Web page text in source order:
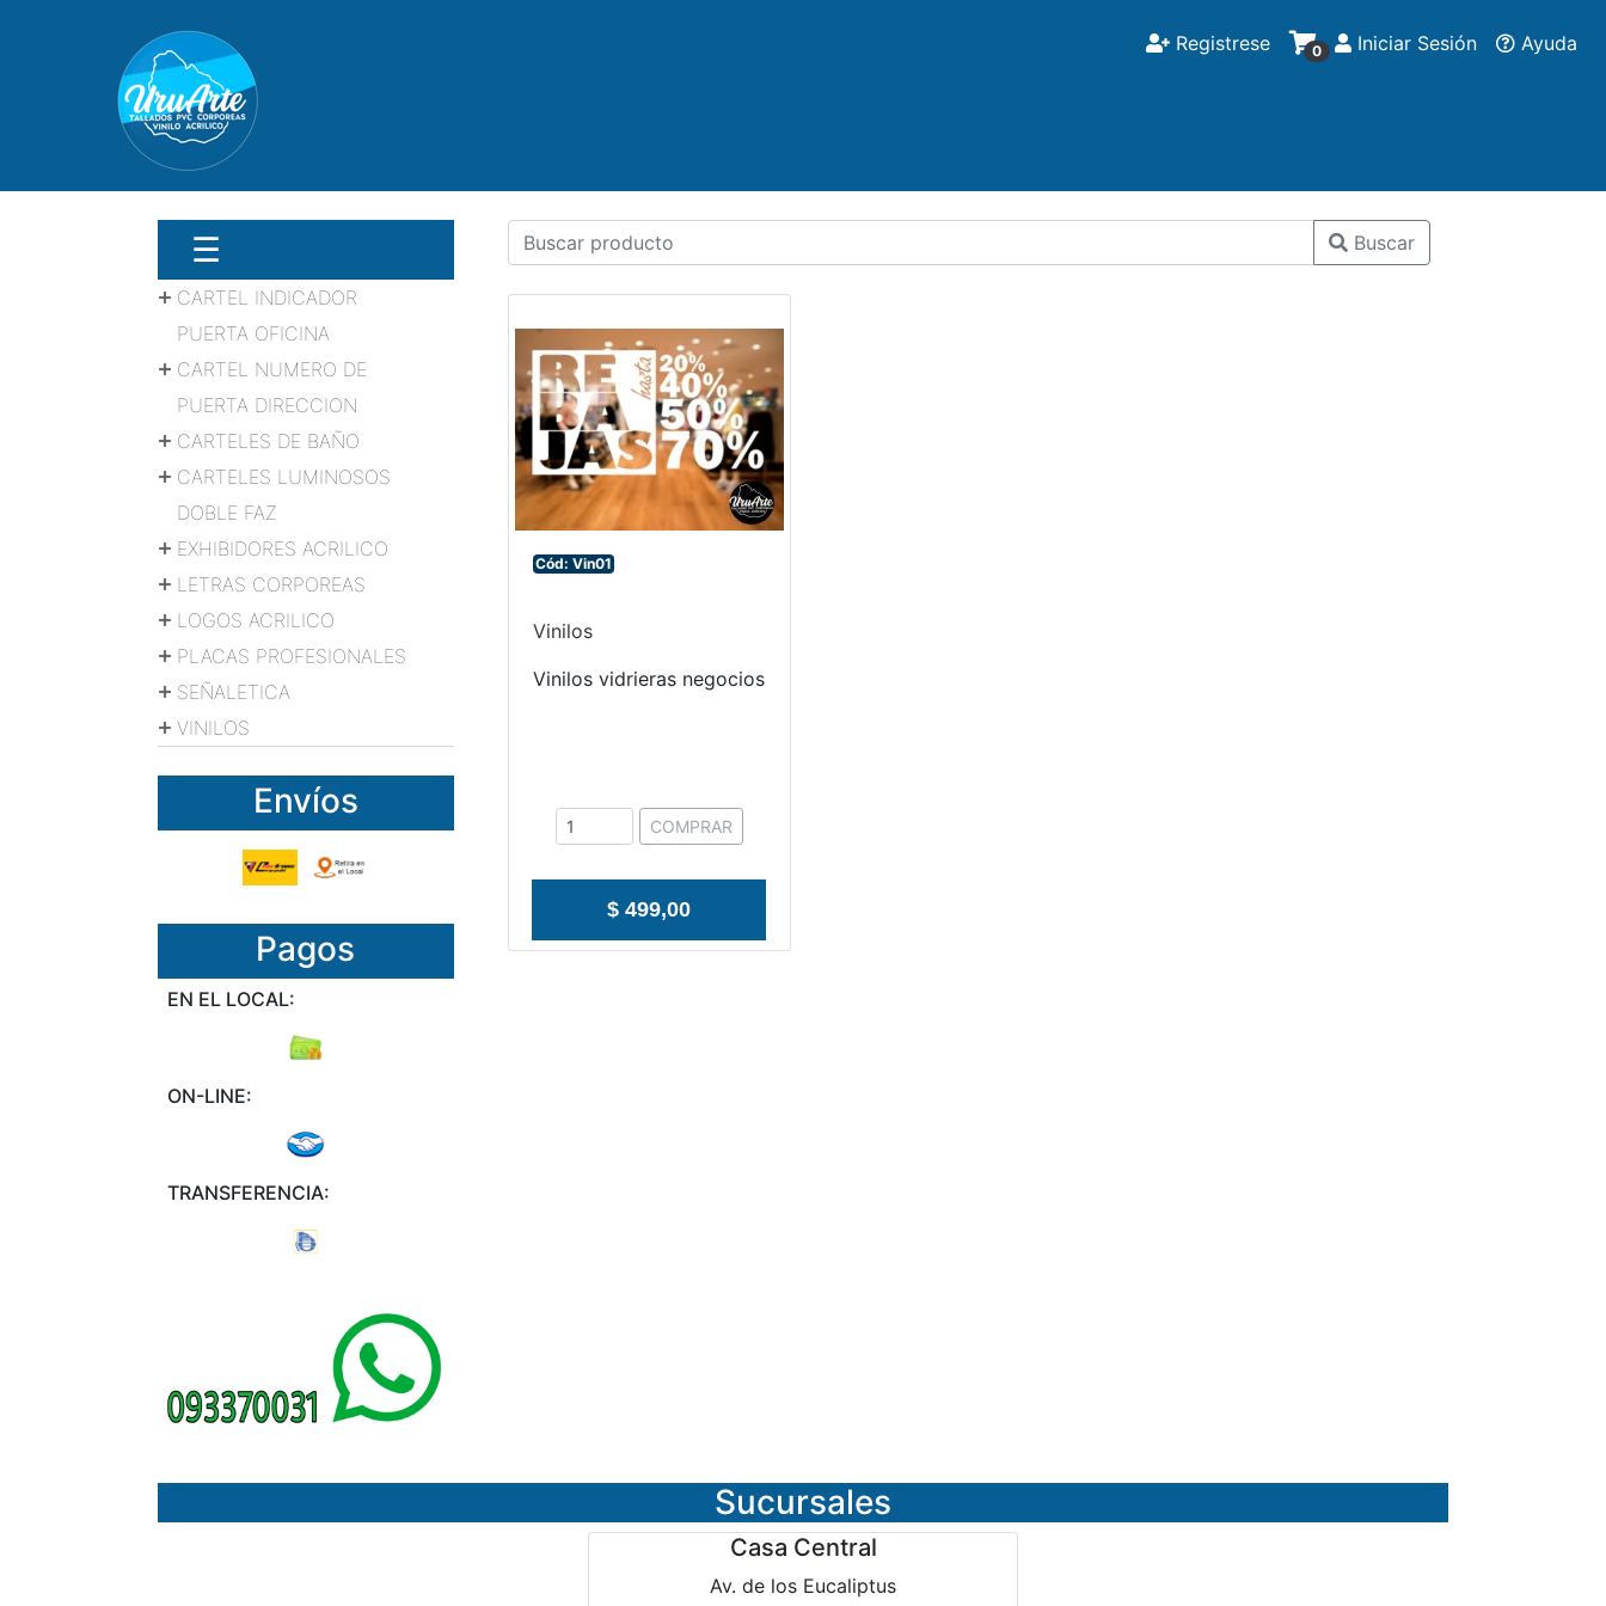
Registrese 0 Iniciar Sesión Ayuda
☰
CARTEL INDICADOR
PUERTA OFICINA
CARTEL NUMERO DE
PUERTA DIRECCION
CARTELES DE BAÑO
CARTELES LUMINOSOS
DOBLE FAZ
EXHIBIDORES ACRILICO
LETRAS CORPOREAS
LOGOS ACRILICO
PLACAS PROFESIONALES
SEÑALETICA
VINILOS
Envíos
Pagos
EN EL LOCAL:
ON-LINE:
TRANSFERENCIA:
Buscar
Cód: Vin01
Vinilos
Vinilos vidrieras negocios
COMPRAR
$ 499,00
Sucursales
Casa Central
Av. de los Eucaliptus